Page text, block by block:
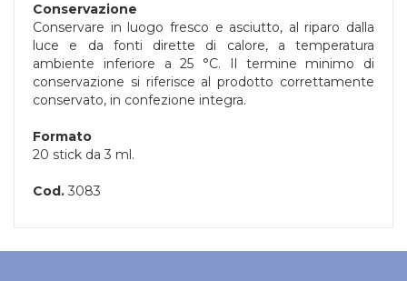
Conservazione
Conservare in luogo fresco e asciutto, al riparo dalla
luce e da fonti dirette di calore, a temperatura
ambiente inferiore a 25 °C. Il termine minimo di
conservazione si riferisce al prodotto correttamente
conservato, in confezione integra.
Formato
20 stick da 3 ml.
Cod. 3083